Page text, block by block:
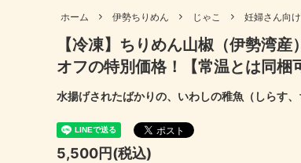
伊勢ちりめん
北海道産昆布
妊婦さん向け商品
ギフトセット
結婚内祝い
ホーム 伊勢ちりめん じゃこ 妊婦さん向
【冷凍】ちりめん山椒（伊勢湾
オフの特別価格！【常温とは同梱
水揚げされたばかりの、いわしの稚魚（しらす
5,500円(税込)